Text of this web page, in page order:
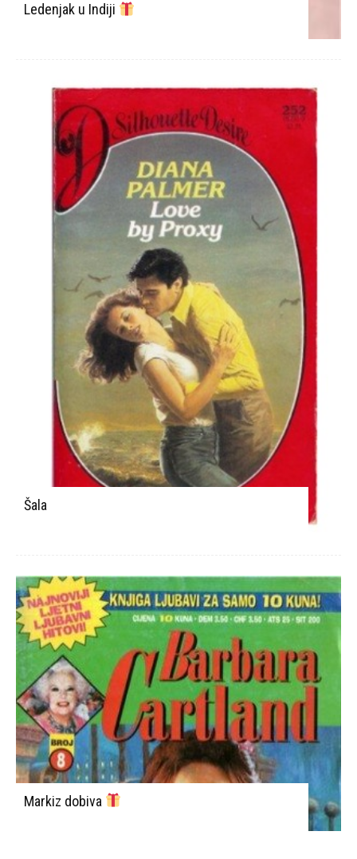
Ledenjak u Indiji
Šala
Markiz dobiva